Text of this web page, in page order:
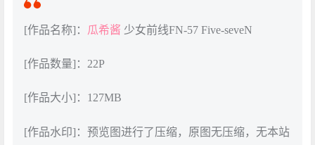
[作品名称]： 瓜希酱 少女前线FN-57 Five-seveN
[作品数量]：22P
[作品大小]：127MB
[作品水印]：预览图进行了压缩，原图无压缩，无本站